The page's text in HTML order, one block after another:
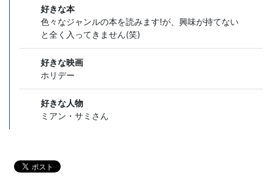
好きな本
色々なジャンルの本を読みます!が、興味が持てない
と全く入ってきません(笑)
好きな映画
ホリデー
好きな人物
ミアン・サミさん